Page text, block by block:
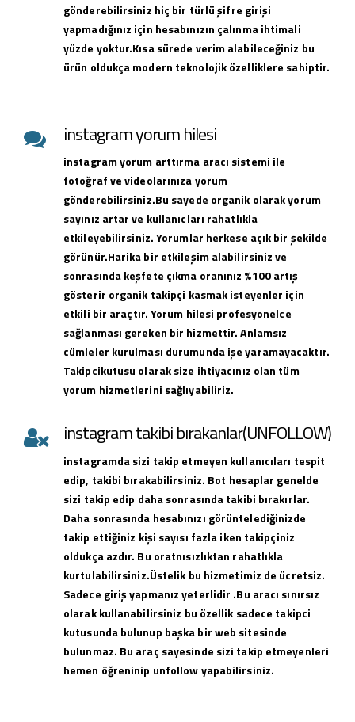
gönderebilirsiniz hiç bir türlü şifre girişi
yapmadığınız için hesabınızın çalınma ihtimali
yüzde yoktur.Kısa sürede verim alabileceğiniz bu
ürün oldukça modern teknolojik özelliklere sahiptir.
instagram yorum hilesi
instagram yorum arttırma aracı sistemi ile
fotoğraf ve videolarınıza yorum
gönderebilirsiniz.Bu sayede organik olarak yorum
sayınız artar ve kullanıcları rahatlıkla
etkileyebilirsiniz. Yorumlar herkese açık bir şekilde
görünür.Harika bir etkileşim alabilirsiniz ve
sonrasında keşfete çıkma oranınız %100 artış
gösterir organik takipçi kasmak isteyenler için
etkili bir araçtır. Yorum hilesi profesyonelce
sağlanması gereken bir hizmettir. Anlamsız
cümleler kurulması durumunda işe yaramayacaktır.
Takipcikutusu olarak size ihtiyacınız olan tüm
yorum hizmetlerini sağlıyabiliriz.
instagram takibi bırakanlar(UNFOLLOW)
instagramda sizi takip etmeyen kullanıcıları tespit
edip, takibi bırakabilirsiniz. Bot hesaplar genelde
sizi takip edip daha sonrasında takibi bırakırlar.
Daha sonrasında hesabınızı görüntelediğinizde
takip ettiğiniz kişi sayısı fazla iken takipçiniz
oldukça azdır. Bu oratnısızlıktan rahatlıkla
kurtulabilirsiniz.Üstelik bu hizmetimiz de ücretsiz.
Sadece giriş yapmanız yeterlidir .Bu aracı sınırsız
olarak kullanabilirsiniz bu özellik sadece takipci
kutusunda bulunup başka bir web sitesinde
bulunmaz. Bu araç sayesinde sizi takip etmeyenleri
hemen öğreninip unfollow yapabilirsiniz.